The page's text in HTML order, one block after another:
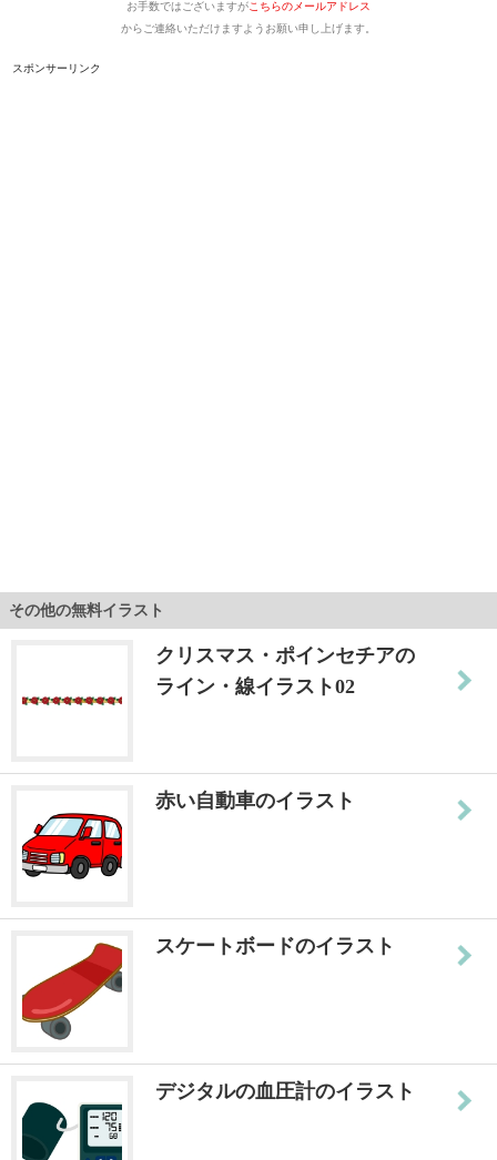
お手数ではございますがこちらのメールアドレス
からご連絡いただけますようお願い申し上げます。
スポンサーリンク
その他の無料イラスト
クリスマス・ポインセチアの
ライン・線イラスト02
赤い自動車のイラスト
スケートボードのイラスト
デジタルの血圧計のイラスト